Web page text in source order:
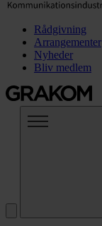
Rådgivning
Arrangementer
Nyheder
Bliv medlem